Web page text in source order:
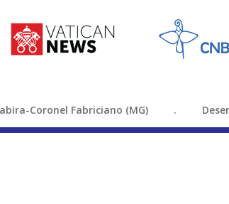
Coronel Fabriciano (MG) .